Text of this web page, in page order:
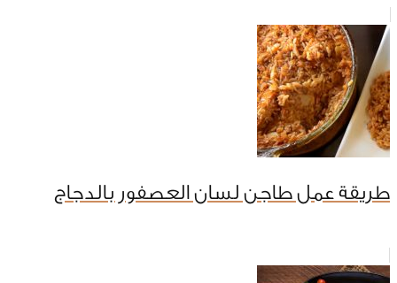
طريقة عمل طاجن لسان العصفور بالدجاج